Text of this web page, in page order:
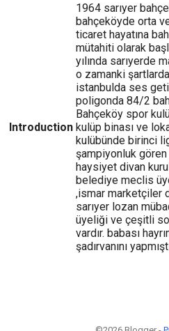
Introduction
1964 sarıyer
bahçeköyde orta
ticaret hayatına
mütahiti olarak
yılında sarıyerde
o zamanki
istanbulda ses
poligonda 84/2
Bahçeköy spor
kulüp binası ve
kulübünde birinci
şampiyonluk
haysiyet divan
belediye meclis
,ismar marketçiler
sarıyer lozan
üyeliği ve çeşitli
vardır. babası
şadırvanını